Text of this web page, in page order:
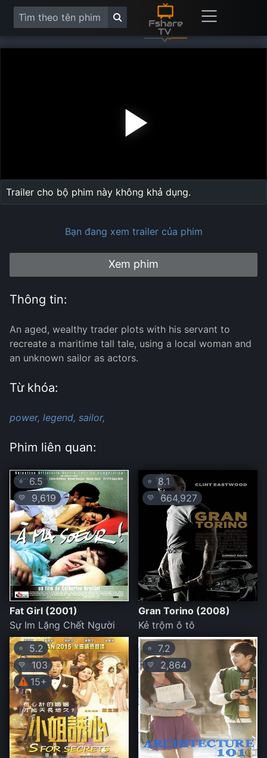
Trailer cho bộ phim này không khả dụng.
Bạn đang xem trailer của phim
Xem phim
Thông tin:
An aged, wealthy trader plots with his servant to
recreate a maritime tall tale, using a local woman and
an unknown sailor as actors.
Từ khóa:
power, legend, sailor,
Phim liên quan:
⭐ 6.5
💛 9,619
Fat Girl (2001)
Sự Im Lặng Chết Người
⭐ 8.1
💛 664,927
Gran Torino (2008)
Kẻ trộm ô tô
⭐ 5.2
💛
103
15+
⭐ 7.2
💛 2,864